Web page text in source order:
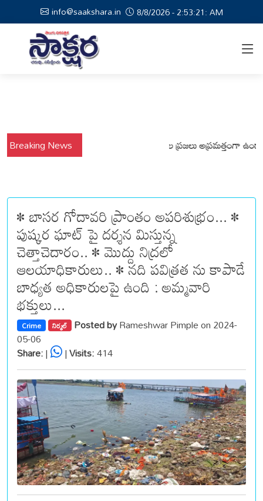
info@saakshara.in 8/8/2026 - 2:53:22: AM
Breaking News
నేపథ్యంలో కోటపల్లి, వేమనపల్లి మండలాల ప్రజలు అప్రమత్తంగా ఉండాలి
• బాసర గోదావరి ప్రాంతం అపరిశుభ్రం... •
పుష్కర ఘాట్ పై దర్శన మిస్తున్న
చెత్తాచెదారం.. • మొద్దు నిద్రలో
ఆలయాధికారులు.. • నది పవిత్రత ను కాపాడే
బాధ్యత అధికారులపై ఉంది : అమ్మవారి
భక్తులు...
Crime నిర్మల్ Posted byRameshwar Pimple on 2024-
05-06
Share:| |Visits:414